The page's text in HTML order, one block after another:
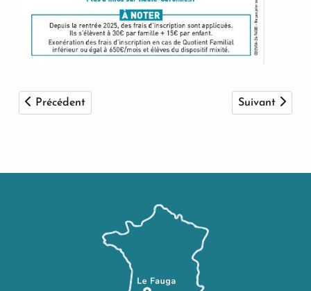
Article précédent : Restriction d'eau
Précédent Article
Suivant